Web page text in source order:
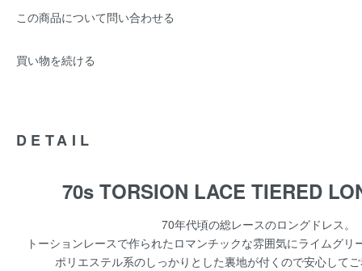
この商品について問い合わせる
買い物を続ける
DETAIL
70s TORSION LACE TIERED
70年代頃の総レースのロングドレス。
トーションレースで作られたロマンチックな雰囲気にライムグリ
ポリエステル系のしっかりとした裏地が付くので安心して